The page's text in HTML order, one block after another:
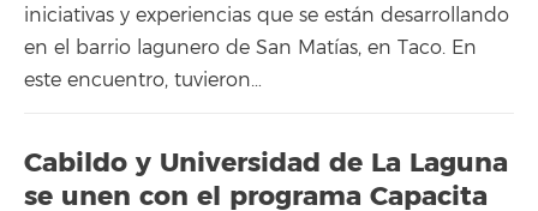
iniciativas y experiencias que se están desarrollando
en el barrio lagunero de San Matías, en Taco. En
este encuentro, tuvieron…
Cabildo y Universidad de La Laguna
se unen con el programa Capacita